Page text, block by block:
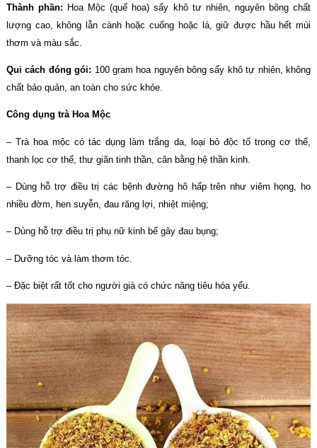
Thành phần: Hoa Mộc (quế hoa) sấy khô tư nhiên, nguyên bông chất
lượng cao, không lẫn cành hoặc cuống hoặc lá, giữ được hầu hết mùi
thơm và màu sắc.
Qui cách đóng gói: 100 gram hoa nguyên bông sấy khô tự nhiên, không
chất bảo quản, an toàn cho sức khỏe.
Công dụng trà Hoa Mộc
– Trà hoa mộc có tác dụng làm trắng da, loại bỏ độc tố trong cơ thể,
thanh lọc cơ thể, thư giãn tinh thần, cân bằng hệ thần kinh.
– Dùng hỗ trợ điều trị các bệnh đường hô hấp trên như viêm họng, ho
nhiều đờm, hen suyễn, đau răng lợi, nhiệt miệng;
– Dùng hỗ trợ điều trị phụ nữ kinh bế gây đau bụng;
– Dưỡng tóc và làm thơm tóc.
– Đặc biệt rất tốt cho người già có chức năng tiêu hóa yếu.